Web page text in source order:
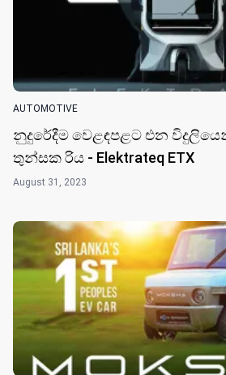
AUTOMOTIVE
නුදුරේදීම වෙළඳපළට එන
තුන්සක රිය - Elektrateq ETX
August 31, 2023